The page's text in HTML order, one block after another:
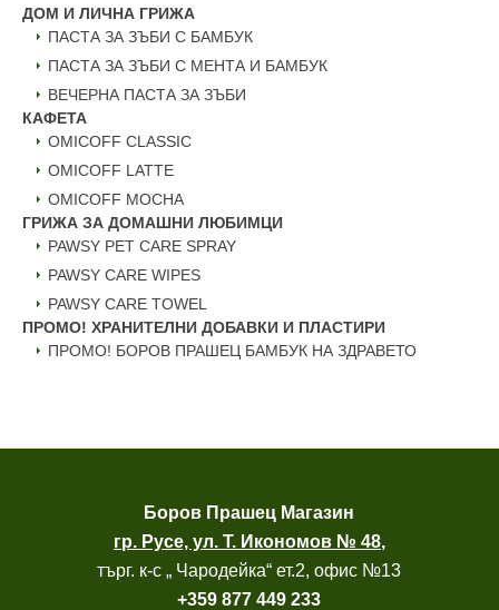
ДОМ И ЛИЧНА ГРИЖА
ПАСТА ЗА ЗЪБИ С БАМБУК
ПАСТА ЗА ЗЪБИ С МЕНТА И БАМБУК
ВЕЧЕРНА ПАСТА ЗА ЗЪБИ
КАФЕТА
OMICOFF CLASSIC
OMICOFF LATTE
OMICOFF MOCHA
ГРИЖА ЗА ДОМАШНИ ЛЮБИМЦИ
PAWSY PET CARE SPRAY
PAWSY CARE WIPES
PAWSY CARE TOWEL
ПРОМО! ХРАНИТЕЛНИ ДОБАВКИ И ПЛАСТИРИ
ПРОМО! БОРОВ ПРАШЕЦ БАМБУК НА ЗДРАВЕТО
Боров Прашец Магазин
гр. Русе, ул. Т. Икономов № 48,
търг. к-с „ Чародейка“ ет.2, офис №13
+359 877 449 233